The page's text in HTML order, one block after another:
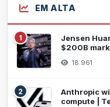
EM ALTA
1
Jensen
$200B
18.961
2
Anthropic
compute |